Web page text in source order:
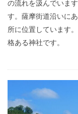
の流れを汲んでいま
す。薩摩街道沿いに
所に位置しています
格ある神社です。